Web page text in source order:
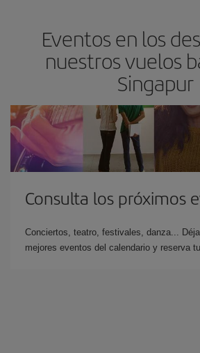
Eventos en los
nuestros vuelos
Singapur
Consulta los próximos
Conciertos, teatro, festivales, danza...
mejores eventos del calendario y reserva